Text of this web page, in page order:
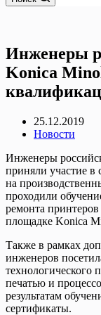
Инженеры
Konica
25.12.2019
Новости
Инженеры
приняли участие в
на
проходили
ремонта принтеров
площадке Konica
Также в рамках
инженеров
технологического
печатью и
результатам
сертификаты.